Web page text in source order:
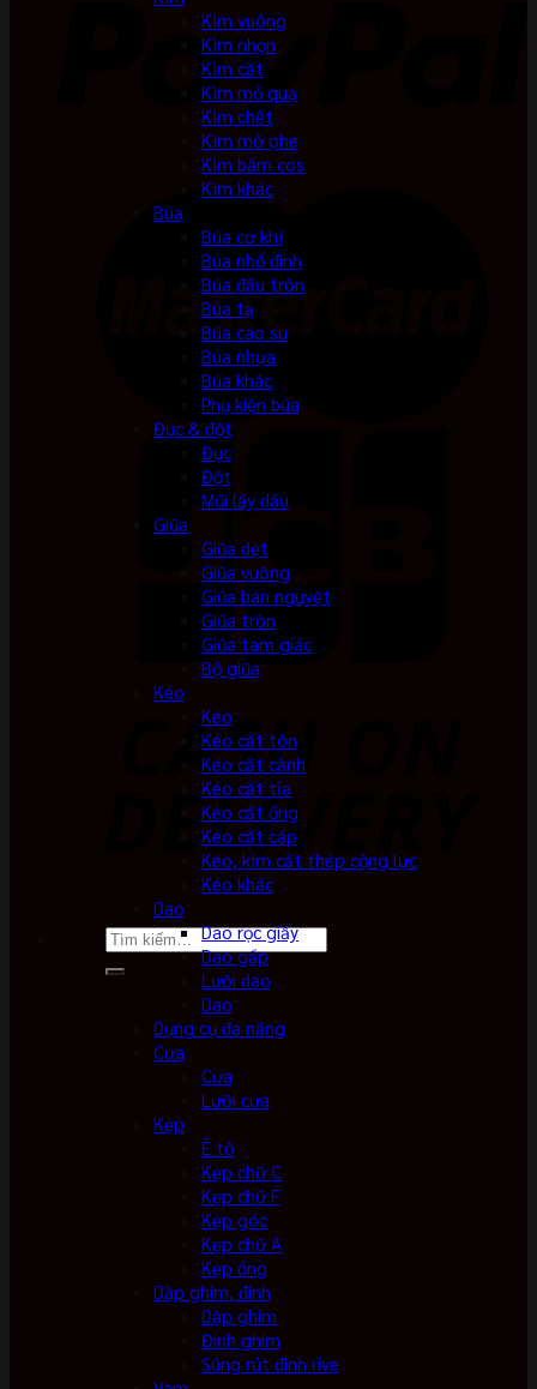
Tìm
Kìm vuông
Kìm nhọn
Kìm cắt
Kìm mỏ quạ
Kìm chết
Kìm mở phe
Kìm bấm cos
Kìm khác
Búa
Búa cơ khí
Búa nhổ đinh
Búa đầu tròn
Búa tạ
Búa cao su
Búa nhựa
Búa khác
Phụ kiện búa
Đục & đột
Đục
Đột
Mũi lấy dấu
Giũa
Giũa dẹt
Giũa vuông
Giũa bán nguyệt
Giũa tròn
Giũa tam giác
Bộ giũa
Kéo
Kéo
Kéo cắt tôn
Kéo cắt cành
Kéo cắt tỉa
Kéo cắt ống
Kéo cắt cáp
Kéo, kìm cắt thép cộng lực
Kéo khác
Dao
Dao rọc giấy
Dao gấp
Lưỡi dao
Dao
Dụng cụ đa năng
Cưa
Cưa
Lưỡi cưa
Kẹp
Ê tô
Kẹp chữ C
Kẹp chữ F
Kẹp góc
Kẹp chữ A
Kẹp ống
Dập ghim, đinh
Dập ghim
Đinh ghim
Súng rút đinh rive